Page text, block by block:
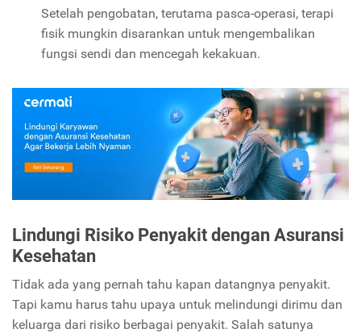
Setelah pengobatan, terutama pasca-operasi, terapi
fisik mungkin disarankan untuk mengembalikan
fungsi sendi dan mencegah kekakuan.
Lindungi Risiko Penyakit dengan Asuransi
Kesehatan
Tidak ada yang pernah tahu kapan datangnya penyakit.
Tapi kamu harus tahu upaya untuk melindungi dirimu dan
keluarga dari risiko berbagai penyakit. Salah satunya